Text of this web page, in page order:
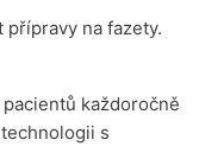
na fazety.
každoročně
s